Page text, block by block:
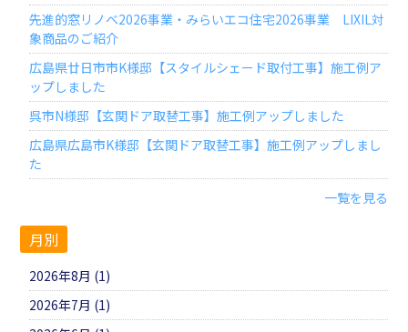
先進的窓リノベ2026事業・みらいエコ住宅2026事業 LIXIL対
象商品のご紹介
広島県廿日市市K様邸【スタイルシェード取付工事】施工例ア
ップしました
呉市N様邸【玄関ドア取替工事】施工例アップしました
広島県広島市K様邸【玄関ドア取替工事】施工例アップしまし
た
一覧を見る
月別
2026年8月 (1)
2026年7月 (1)